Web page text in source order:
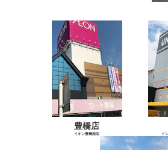
豊橋店
イオン豊橋南店 ド